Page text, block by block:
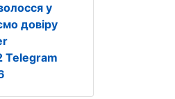
у
довіру
Telegram